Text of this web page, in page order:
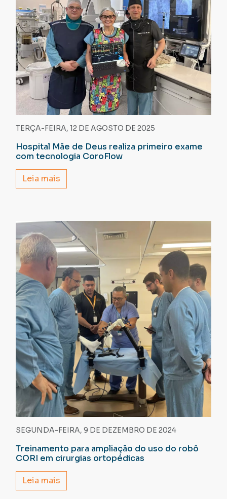
TERÇA-FEIRA, 12 DE AGOSTO DE 2025
Hospital Mãe de Deus realiza primeiro exame
com tecnologia CoroFlow
Leia mais
SEGUNDA-FEIRA, 9 DE DEZEMBRO DE 2024
Treinamento para ampliação do uso do robô
CORI em cirurgias ortopédicas
Leia mais